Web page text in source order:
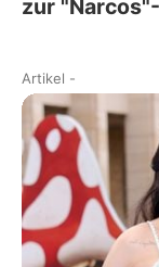
zur
Artikel -